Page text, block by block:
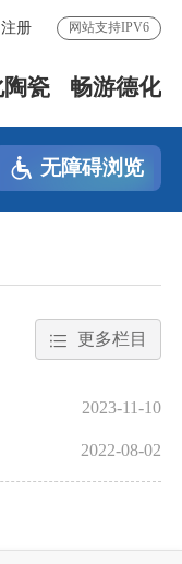
注册 网站支持IPV6
瓷 畅游德化
无障碍浏览
更多栏目
2023-11-10
2022-08-02